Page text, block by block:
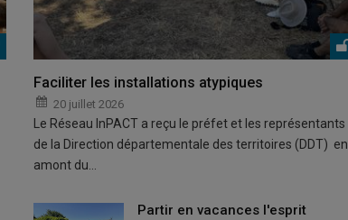
Faciliter les installations atypiques
20 juillet 2026
Le Réseau InPACT a reçu le préfet et les représentants
de la Direction départementale des territoires (DDT) en
amont du…
Partir en vacances l'esprit